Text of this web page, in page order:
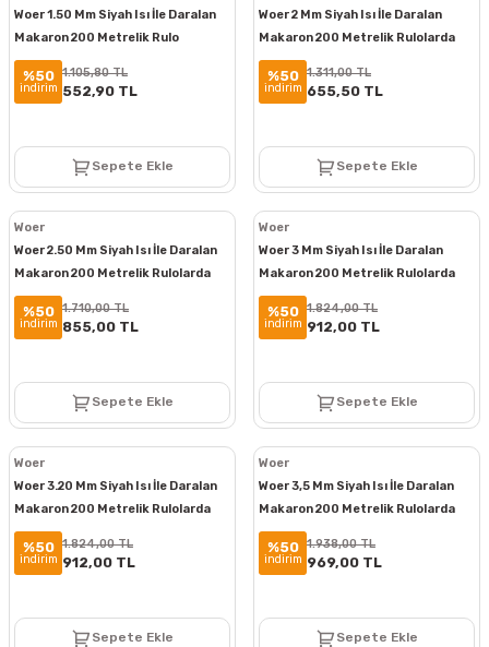
Woer 1.50 Mm Siyah Isı İle Daralan
Makaron 200 Metrelik Rulo
%50
indirim
1.105,80 TL
552,90 TL
Sepete Ekle
Woer 2 Mm Siyah Isı İle Daralan
Makaron 200 Metrelik Rulolarda
%50
indirim
1.311,00 TL
655,50 TL
Sepete Ekle
Woer
Woer 2.50 Mm Siyah Isı İle Daralan
Makaron 200 Metrelik Rulolarda
%50
indirim
1.710,00 TL
855,00 TL
Sepete Ekle
Woer
Woer 3 Mm Siyah Isı İle Daralan
Makaron 200 Metrelik Rulolarda
%50
indirim
1.824,00 TL
912,00 TL
Sepete Ekle
Woer
Woer 3.20 Mm Siyah Isı İle Daralan
Makaron 200 Metrelik Rulolarda
%50
indirim
1.824,00 TL
912,00 TL
Sepete Ekle
Woer
Woer 3,5 Mm Siyah Isı İle Daralan
Makaron 200 Metrelik Rulolarda
%50
indirim
1.938,00 TL
969,00 TL
Sepete Ekle